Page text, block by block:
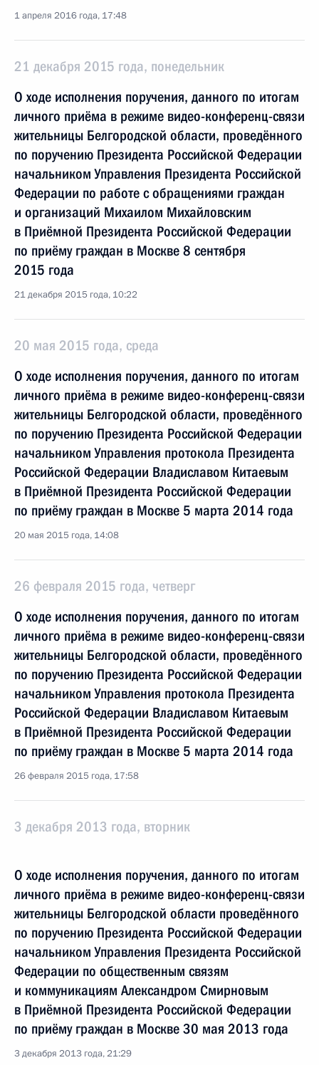
1 апреля 2016 года, 17:48
21 декабря 2015 года, понедельник
О ходе исполнения поручения, данного по итогам
личного приёма в режиме видео-конференц-связи
жительницы Белгородской области, проведённого
по поручению Президента Российской Федерации
начальником Управления Президента Российской
Федерации по работе с обращениями граждан
и организаций Михаилом Михайловским
в Приёмной Президента Российской Федерации
по приёму граждан в Москве 8 сентября
2015 года
21 декабря 2015 года, 10:22
20 мая 2015 года, среда
О ходе исполнения поручения, данного по итогам
личного приёма в режиме видео-конференц-связи
жительницы Белгородской области, проведённого
по поручению Президента Российской Федерации
начальником Управления протокола Президента
Российской Федерации Владиславом Китаевым
в Приёмной Президента Российской Федерации
по приёму граждан в Москве 5 марта 2014 года
20 мая 2015 года, 14:08
26 февраля 2015 года, четверг
О ходе исполнения поручения, данного по итогам
личного приёма в режиме видео-конференц-связи
жительницы Белгородской области, проведённого
по поручению Президента Российской Федерации
начальником Управления протокола Президента
Российской Федерации Владиславом Китаевым
в Приёмной Президента Российской Федерации
по приёму граждан в Москве 5 марта 2014 года
26 февраля 2015 года, 17:58
3 декабря 2013 года, вторник
О ходе исполнения поручения, данного по итогам
личного приёма в режиме видео-конференц-связи
жительницы Белгородской области проведённого
по поручению Президента Российской Федерации
начальником Управления Президента Российской
Федерации по общественным связям
и коммуникациям Александром Смирновым
в Приёмной Президента Российской Федерации
по приёму граждан в Москве 30 мая 2013 года
3 декабря 2013 года, 21:29